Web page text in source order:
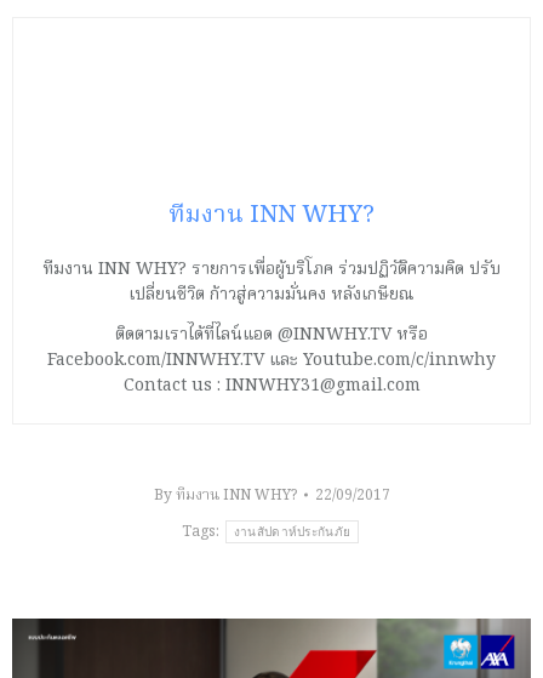
ทีมงาน INN WHY?
ทีมงาน INN WHY? รายการเพื่อผู้บริโภค ร่วมปฏิวัติความคิด ปรับ
เปลี่ยนชีวิต ก้าวสู่ความมั่นคง หลังเกษียณ
ติดตามเราได้ที่ไลน์แอด @INNWHY.TV หรือ
Facebook.com/INNWHY.TV และ Youtube.com/c/innwhy
Contact us : INNWHY31@gmail.com
Byทีมงาน INN WHY?
22/09/2017
Tags:
งานสัปดาห์ประกันภัย